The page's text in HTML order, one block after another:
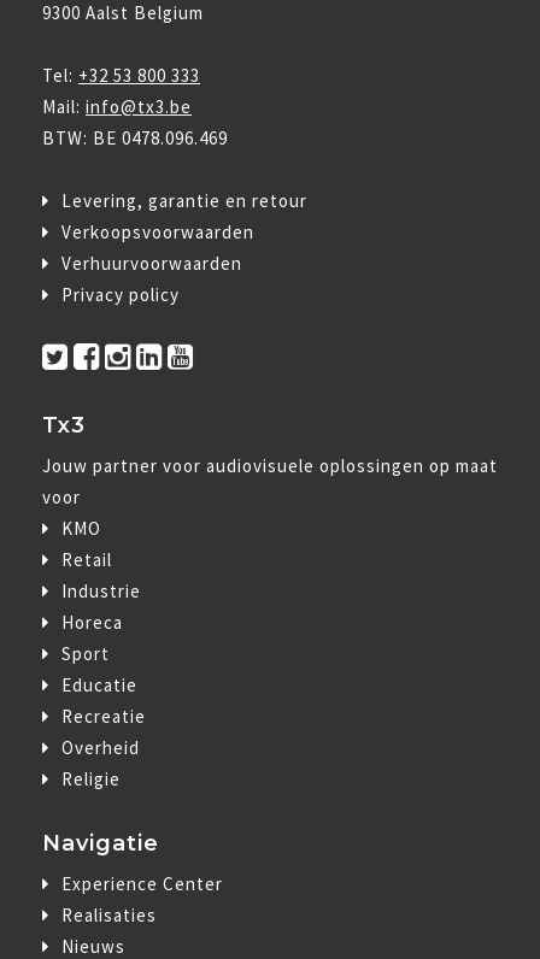
9300 Aalst Belgium
Tel: +32 53 800 333
Mail: info@tx3.be
BTW: BE 0478.096.469
Levering, garantie en retour
Verkoopsvoorwaarden
Verhuurvoorwaarden
Privacy policy
Tx3
Jouw partner voor audiovisuele oplossingen op maat
voor
KMO
Retail
Industrie
Horeca
Sport
Educatie
Recreatie
Overheid
Religie
Navigatie
Experience Center
Realisaties
Nieuws